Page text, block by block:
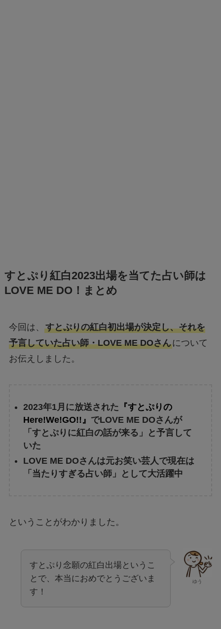
すとぷり紅白2023出場を当てた占い師は
LOVE ME DO！まとめ
今回は、 すとぷりの紅白初出場が決定し、それを
予言していた占い師・LOVE ME DOさんについて
お伝えしました。
2023年1月に放送された 『すとぷりの
Here!We!GO!!』 でLOVE ME DOさんが
「すとぷりに紅白の話が来る」と予言して
いた
LOVE ME DOさんは元お笑い芸人で現在は
「当たりすぎる占い師」として大活躍中
ということがわかりました。
ゆう
すとぷり念願の紅白出場というこ
とで、本当におめでとうございま
す！